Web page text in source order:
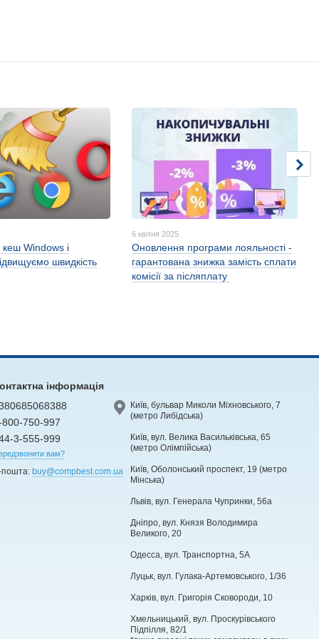
кеш Windows і
швидкість
6 квітня 2025
Оновлення програми лояльності -
гарантована знижка замість сплати
комісії за післяплату
інформація
800-750-997
3-555-999
вам?
пошта:buy@compbest.com.ua
Київ, бульвар Миколи Міхновського, 7
(метро Либідська)
Київ, вул. Велика Васильківська, 65
(метро Олімпійська)
Київ, Оболонський проспект, 19 (метро
Мінська)
Львів, вул. Генерала Чупринки, 56а
Дніпро, вул. Князя Володимира
Великого, 20
Одесса, вул. Транспортна, 5А
Луцьк, вул. Гулака-Артемовського, 1/36
Харків, вул. Григорія Сковороди, 10
Хмельницький, вул. Проскурівського
Підпілля, 82/1